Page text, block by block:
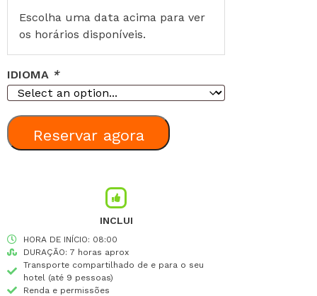
Escolha uma data acima para ver
os horários disponíveis.
IDIOMA *
Reservar agora
INCLUI
HORA DE INÍCIO: 08:00
DURAÇÃO: 7 horas aprox
Transporte compartilhado de e para o seu
hotel (até 9 pessoas)
Renda e permissões